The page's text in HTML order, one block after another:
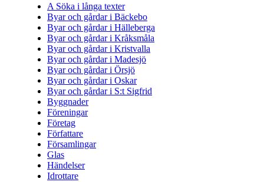
A Söka i långa texter
Byar och gårdar i Bäckebo
Byar och gårdar i Hälleberga
Byar och gårdar i Kråksmåla
Byar och gårdar i Kristvalla
Byar och gårdar i Madesjö
Byar och gårdar i Örsjö
Byar och gårdar i Oskar
Byar och gårdar i S:t Sigfrid
Byggnader
Föreningar
Företag
Författare
Församlingar
Glas
Händelser
Idrottare